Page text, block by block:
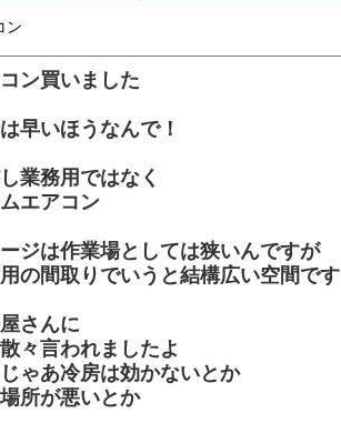
ン
ン買いました
早いほうなんで！
業務用ではなく
エアコン
ジは作業場としては狭いんですが
の間取りでいうと結構広い空間です
さんに
々言われましたよ
ゃあ冷房は効かないとか
所が悪いとか